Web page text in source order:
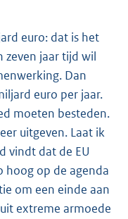
euro: dat is het
zeven jaar tijd wil
Dan
euro per jaar.
moeten besteden.
uitgeven. Laat ik
vindt dat de EU
hoog op de agenda
om een einde aan
extreme armoede